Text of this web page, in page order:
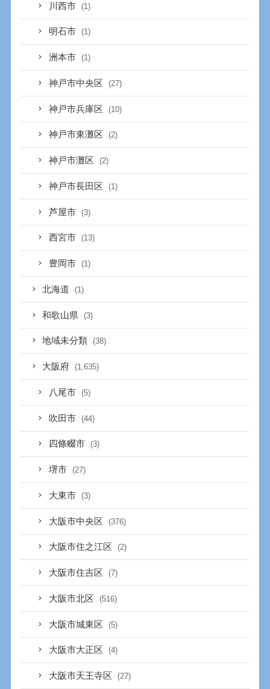
川西市 (1)
明石市 (1)
洲本市 (1)
神戸市中央区 (27)
神戸市兵庫区 (10)
神戸市東灘区 (2)
神戸市灘区 (2)
神戸市長田区 (1)
芦屋市 (3)
西宮市 (13)
豊岡市 (1)
北海道 (1)
和歌山県 (3)
地域未分類 (38)
大阪府 (1,635)
八尾市 (5)
吹田市 (44)
四條畷市 (3)
堺市 (27)
大東市 (3)
大阪市中央区 (376)
大阪市住之江区 (2)
大阪市住吉区 (7)
大阪市北区 (516)
大阪市城東区 (5)
大阪市大正区 (4)
大阪市天王寺区 (27)